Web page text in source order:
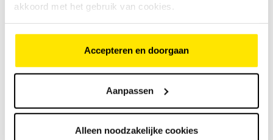
akkoord met het gebruik van cookies.
Accepteren en doorgaan
Aanpassen
Alleen noodzakelijke cookies
Bike Totaal Bloemendal Holten
7451 BL HOLTEN
0548 65 73 47